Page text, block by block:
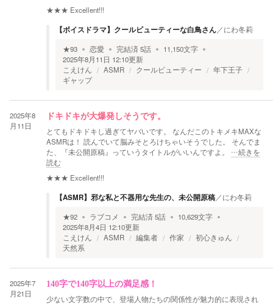
★★★ Excellent!!!
【ボイスドラマ】クールビューティーな白鳥さん／にわ冬莉
★93 恋愛 完結済5話 11,150文字
2025年8月11日 12:10更新
こえけん
ASMR クールビューティー
年下王子
ギャップ
2025年8
月11日
ドキドキが大爆発しそうです。
とてもドキドキし過ぎてヤバいです。 なんだこのトキメキMAXな
ASMRは！ 読んでいて脳みそとろけちゃいそうでした。 そんでま
た、『未公開原稿』っていうタイトルがいいんですよ。 …続きを
読む
★★★ Excellent!!!
【ASMR】邪な私と不器用な先生の、未公開原稿／にわ冬莉
★92 ラブコメ 完結済5話 10,629文字
2025年8月4日 12:10更新
こえけん
ASMR 編集者 作家
初心きゅん
天然系
2025年7
月21日
140字で140字以上の満足感！
少ない文字数の中で、登場人物たちの関係性が魅力的に表現され